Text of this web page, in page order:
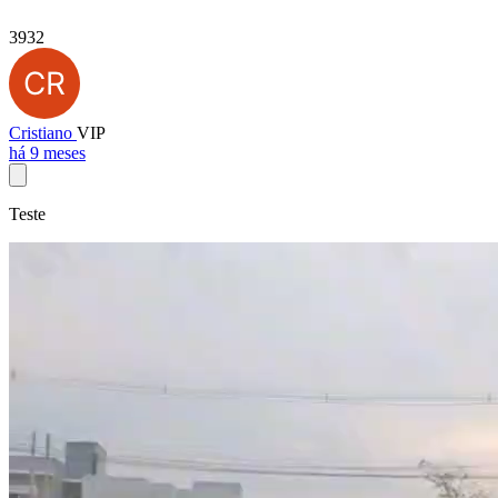
3932
Cristiano VIP
há 9 meses
Teste